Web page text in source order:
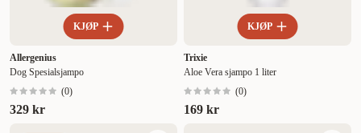
KJØP
Allergenius
Dog Spesialsjampo
(0)
329 kr
KJØP
Trixie
Aloe Vera sjampo 1 liter
(0)
169 kr